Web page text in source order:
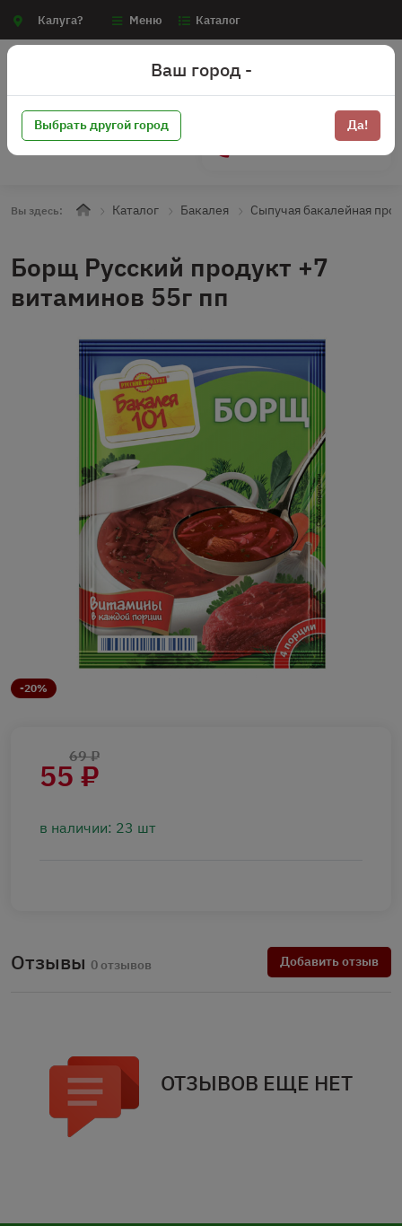
Калуга? Меню Каталог
Вы здесь: Каталог Бакалея Сыпучая бакалейная
Борщ Русский продукт +7
витаминов 55г пп
-20%
55 ₽
69 ₽
в наличии: 23 шт
Отзывы 0 отзывов Добавить отзыв
ОТЗЫВОВ ЕЩЕ НЕТ
Ваш город -
Выбрать другой город Да!